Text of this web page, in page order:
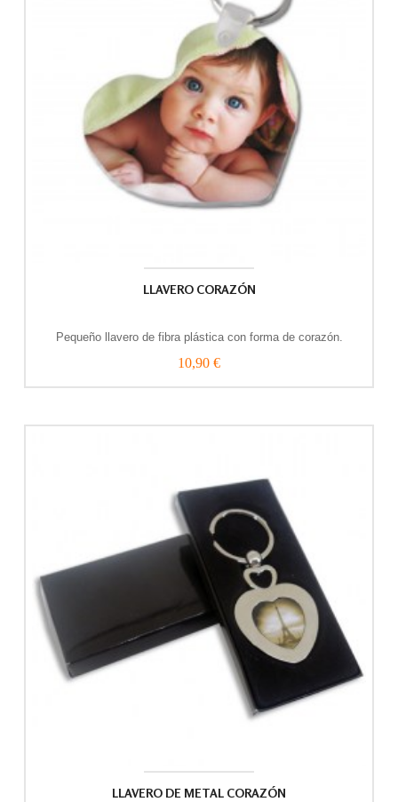
LLAVERO CORAZÓN
Pequeño llavero de fibra plástica con forma de corazón.
10,90 €
LLAVERO DE METAL CORAZÓN